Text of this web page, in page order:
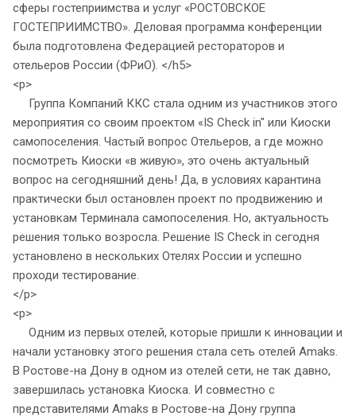
сферы гостеприимства и услуг «РОСТОВСКОЕ
ГОСТЕПРИИМСТВО». Деловая программа конференции
была подготовлена Федерацией рестораторов и
отельеров России (ФРиО). </h5>
<p>
Группа Компаний ККС стала одним из участников этого
мероприятия со своим проектом «IS Check in" или Киоски
самопоселения. Частый вопрос Отельеров, а где можно
посмотреть Киоски «в живую», это очень актуальный
вопрос на сегодняшний день! Да, в условиях карантина
практически был остановлен проект по продвижению и
установкам Терминала самопоселения. Но, актуальность
решения только возросла. Решение IS Check in сегодня
установлено в нескольких Отелях России и успешно
проходи тестирование.
</p>
<p>
Одним из первых отелей, которые пришли к инновации и
начали установку этого решения стала сеть отелей Amaks.
В Ростове-на Дону в одном из отелей сети, не так давно,
завершилась установка Киоска. И совместно с
представителями Amaks в Ростове-на Дону группа